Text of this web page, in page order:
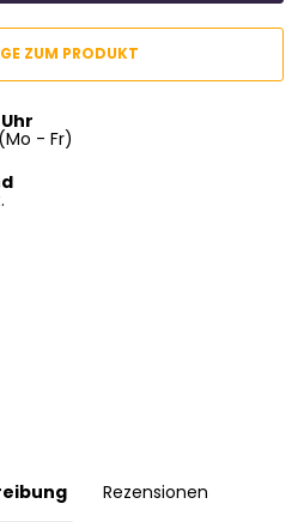
ZUM PRODUKT
- Fr)
Rezensionen